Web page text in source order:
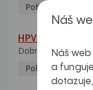
Pohlavní nemoci
HPV pozitivní
Dobrý den,
Pohlavní nemoci
Náš
Náš
a